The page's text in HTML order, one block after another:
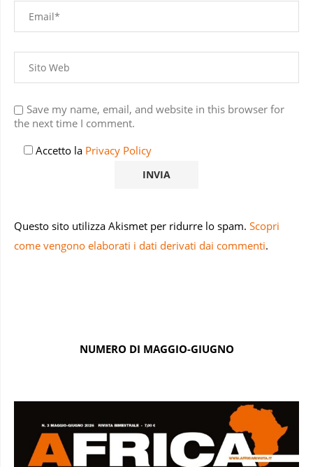
Save my name, email, and website in this browser for
the next time I comment.
Accetto la Privacy Policy
Questo sito utilizza Akismet per ridurre lo spam. Scopri
come vengono elaborati i dati derivati dai commenti.
NUMERO DI MAGGIO-GIUGNO